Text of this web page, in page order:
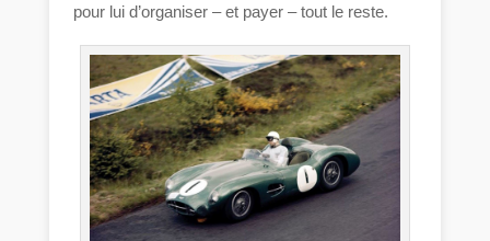
pour lui d’organiser – et payer – tout le reste.